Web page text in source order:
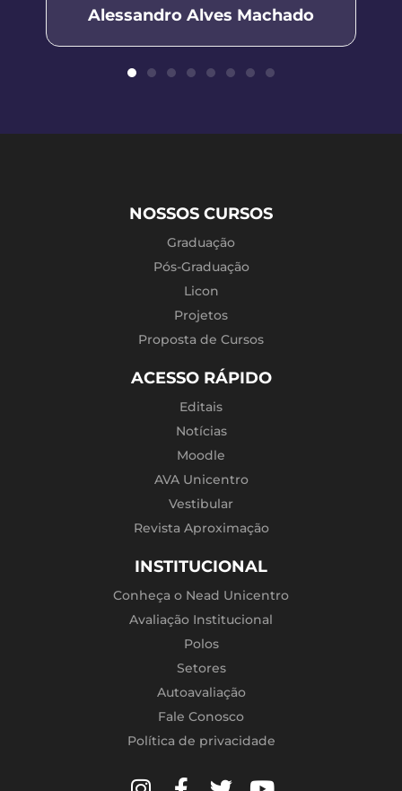
Alessandro Alves Machado
NOSSOS CURSOS
Graduação
Pós-Graduação
Licon
Projetos
Proposta de Cursos
ACESSO RÁPIDO
Editais
Notícias
Moodle
AVA Unicentro
Vestibular
Revista Aproximação
INSTITUCIONAL
Conheça o Nead Unicentro
Avaliação Institucional
Polos
Setores
Autoavaliação
Fale Conosco
Política de privacidade